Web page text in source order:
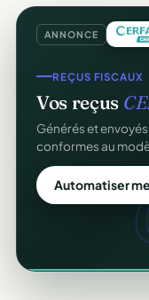
ANNONCE
REÇUS FISCAUX
Vos reçus
Générés et
conformes au
Automatiser
COLLECTE DE
Collectez
Campagnes,
pour chaque
Lancer ma